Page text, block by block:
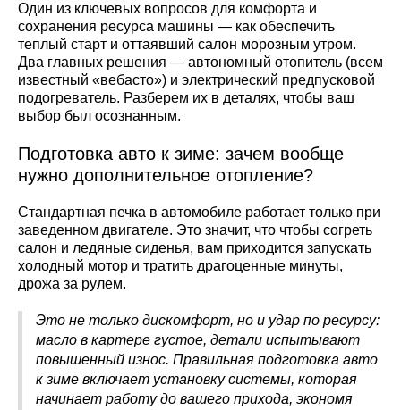
Один из ключевых вопросов для комфорта и
сохранения ресурса машины — как обеспечить
теплый старт и оттаявший салон морозным утром.
Два главных решения — автономный отопитель (всем
известный «вебасто») и электрический предпусковой
подогреватель. Разберем их в деталях, чтобы ваш
выбор был осознанным.
Подготовка авто к зиме: зачем вообще
нужно дополнительное отопление?
Стандартная печка в автомобиле работает только при
заведенном двигателе. Это значит, что чтобы согреть
салон и ледяные сиденья, вам приходится запускать
холодный мотор и тратить драгоценные минуты,
дрожа за рулем.
Это не только дискомфорт, но и удар по ресурсу:
масло в картере густое, детали испытывают
повышенный износ. Правильная подготовка авто
к зиме включает установку системы, которая
начинает работу до вашего прихода, экономя